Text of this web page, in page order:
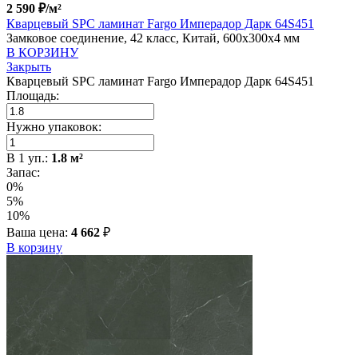
2 590 ₽/м²
Кварцевый SPC ламинат Fargo Имперадор Дарк 64S451
Замковое соединение, 42 класс, Китай, 600x300x4 мм
В КОРЗИНУ
Закрыть
Кварцевый SPC ламинат Fargo Имперадор Дарк 64S451
Площадь:
Нужно упаковок:
В 1 уп.: 1.8 м²
Запас:
0%
5%
10%
Ваша цена: 4 662 ₽
В корзину